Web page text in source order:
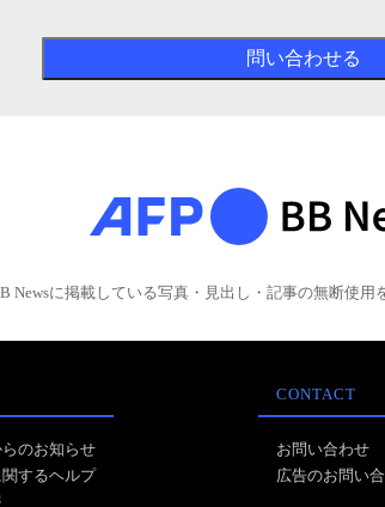
Newsに掲載している写真・見出し・記事の無断使用
のお知らせ
するヘルプ
CONTACT
お問い合わせ
広告のお問い